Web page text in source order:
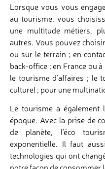
Lorsque vous vous
au tourisme, vous
une multitude métiers,
autres. Vous pouvez
ou sur le terrain ; en
back-office ; en France ou
le tourisme d’affaires ; le
culturel ; pour une
Le tourisme a également
époque. Avec la prise de
de planète, l’éco
exponentielle. Il faut
technologies qui ont